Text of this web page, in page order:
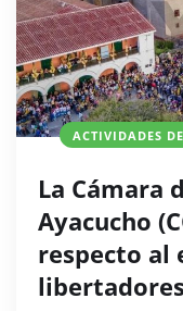
ACTIVIDADES
La Cámara
Ayacucho
respecto al
libertadores